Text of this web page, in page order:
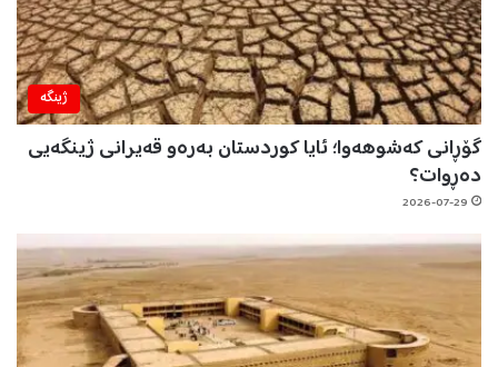
ژینگه‌
گۆڕانی کەشوهەوا؛ ئایا کوردستان بەرەو قەیرانی ژینگەیی
دەڕوات؟
2026-07-29